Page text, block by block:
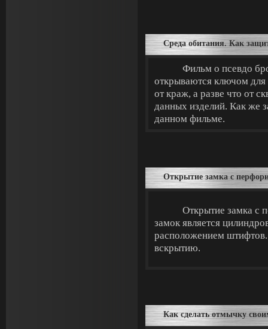
Среда обитания. Как
Фильм о псевдо
открываются ключом
от краж, а разве что от
данных изделий. Как же
данном фильме.
Открытие замка с
Открытие замка с
замок является
расположением
вскрытию.
Как сделать отмычку